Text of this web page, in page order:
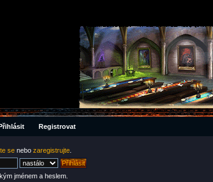
Registrovat
se nebo zaregistrujte
jménem a heslem.